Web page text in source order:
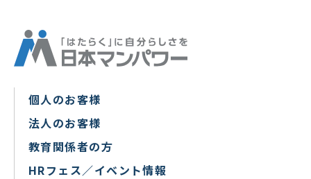
個人のお客様
法人のお客様
教育関係者の方
HRフェス／イベント情報